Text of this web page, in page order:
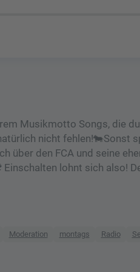
Musikmotto Songs, die
nicht fehlen!🐄Sonst
über den FCA und seine
lohnt sich also!
Moderation montags Radio